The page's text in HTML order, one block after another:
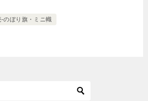
-のぼり旗・ミニ幟